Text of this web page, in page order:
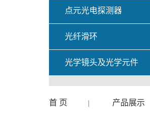
点元光电探测器
光纤滑环
光学镜头及光学元件
首 页 | 产品展示